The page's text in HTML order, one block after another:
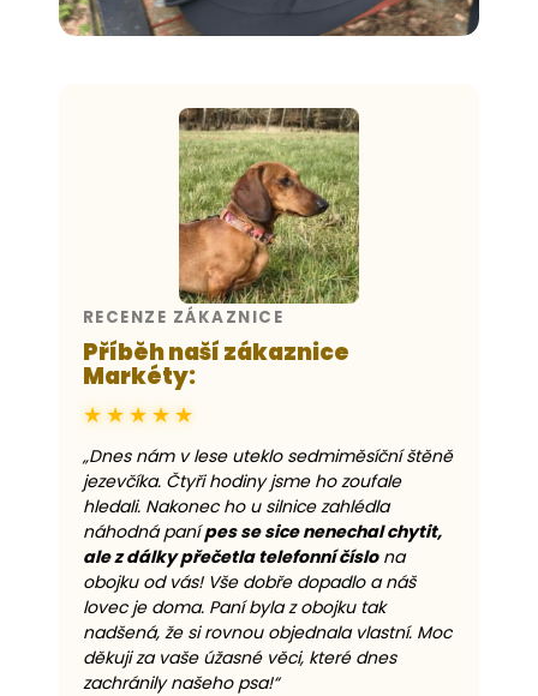
RECENZE ZÁKAZNICE
Příběh naší zákaznice
Markéty:
★★★★★
„Dnes nám v lese uteklo sedmiměsíční štěně
jezevčíka. Čtyři hodiny jsme ho zoufale
hledali. Nakonec ho u silnice zahlédla
náhodná panípes se sice nenechal chytit,
ale z dálky přečetla telefonní číslona
obojku od vás! Vše dobře dopadlo a náš
lovec je doma. Paní byla z obojku tak
nadšená, že si rovnou objednala vlastní. Moc
děkuji za vaše úžasné věci, které dnes
zachránily našeho psa!“